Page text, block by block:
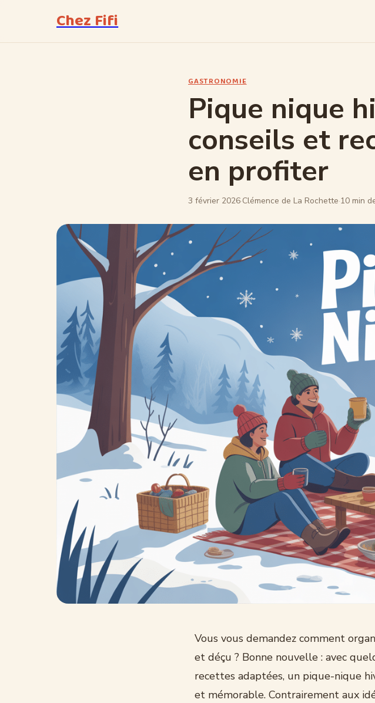
Chez Fifi
GASTRONOMIE
Pique nique
conseils et
en profiter
3 février 2026·Clémence de La Rochette·10 min
Vous vous demandez comment
et déçu ? Bonne nouvelle : avec
recettes adaptées, un pique-nique
et mémorable. Contrairement aux